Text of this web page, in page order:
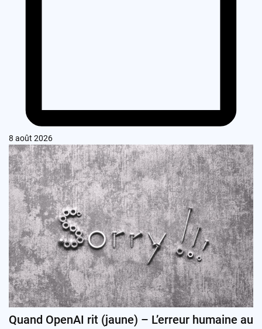
8 août 2026
Quand OpenAI rit (jaune) – L’erreur humaine au